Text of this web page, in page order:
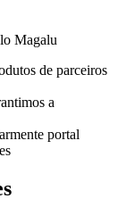
Magalu
de parceiros
a
portal